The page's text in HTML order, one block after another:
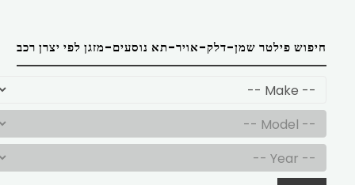
חיפוש פילטר שמן-דלק-אויר-תא נוסעים-מזגן לפי יצרן רכב